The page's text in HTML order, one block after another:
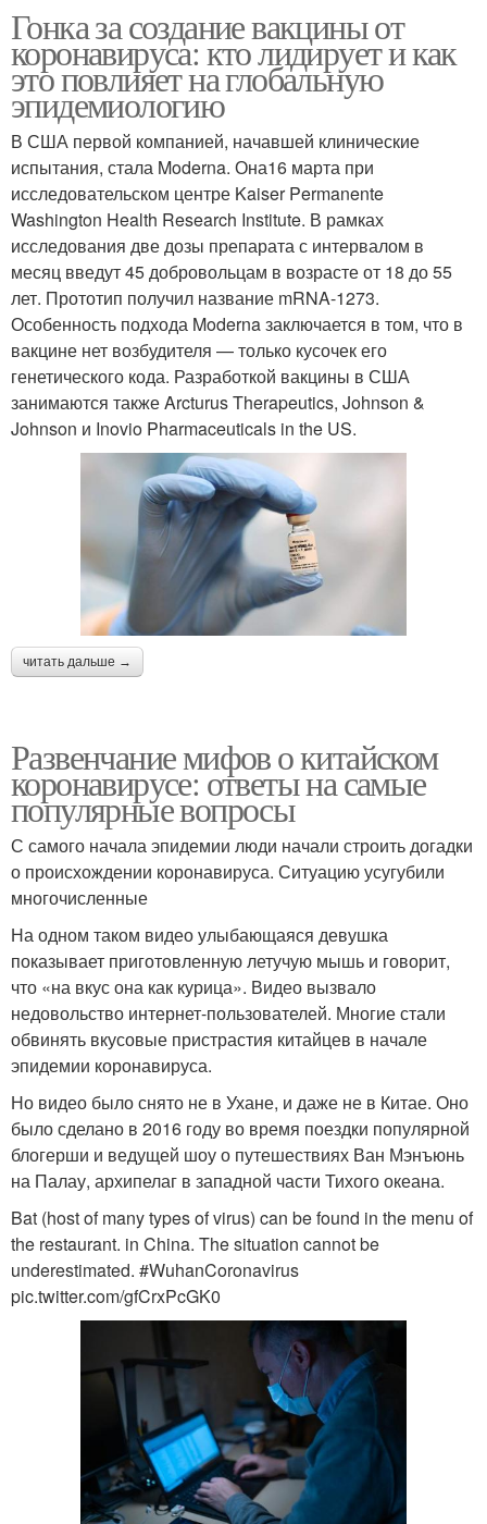
Гонка за создание вакцины от
коронавируса: кто лидирует и как
это повлияет на глобальную
эпидемиологию
В США первой компанией, начавшей клинические
испытания, стала Moderna. Она16 марта при
исследовательском центре Kaiser Permanente
Washington Health Research Institute. В рамках
исследования две дозы препарата с интервалом в
месяц введут 45 добровольцам в возрасте от 18 до 55
лет. Прототип получил название mRNA-1273.
Особенность подхода Moderna заключается в том, что в
вакцине нет возбудителя — только кусочек его
генетического кода. Разработкой вакцины в США
занимаются также Arcturus Therapeutics, Johnson &
Johnson и Inovio Pharmaceuticals in the US.
читать дальше →
Развенчание мифов о китайском
коронавирусе: ответы на самые
популярные вопросы
С самого начала эпидемии люди начали строить догадки
о происхождении коронавируса. Ситуацию усугубили
многочисленные
На одном таком видео улыбающаяся девушка
показывает приготовленную летучую мышь и говорит,
что «на вкус она как курица». Видео вызвало
недовольство интернет-пользователей. Многие стали
обвинять вкусовые пристрастия китайцев в начале
эпидемии коронавируса.
Но видео было снято не в Ухане, и даже не в Китае. Оно
было сделано в 2016 году во время поездки популярной
блогерши и ведущей шоу о путешествиях Ван Мэнъюнь
на Палау, архипелаг в западной части Тихого океана.
Bat (host of many types of virus) can be found in the menu of
the restaurant. in China. The situation cannot be
underestimated. #WuhanCoronavirus
pic.twitter.com/gfCrxPcGK0